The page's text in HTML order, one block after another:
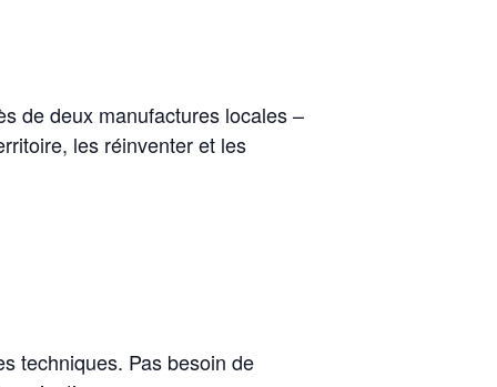
de deux manufactures locales –
les réinventer et les
techniques. Pas besoin de